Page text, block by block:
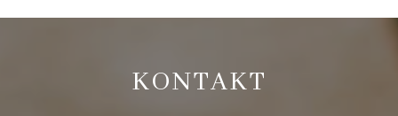
KONTAKT